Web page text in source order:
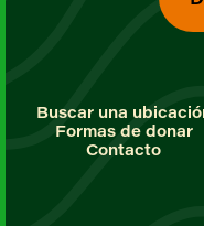
Buscar una
Formas de donar
Contacto